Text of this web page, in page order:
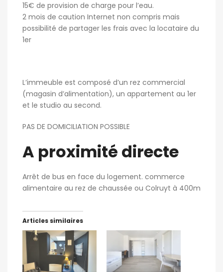
15€ de provision de charge pour l’eau.
2 mois de caution Internet non compris mais
possibilité de partager les frais avec la locataire du
1er
L’immeuble est composé d’un rez commercial
(magasin d’alimentation), un appartement au 1er
et le studio au second.
PAS DE DOMICILIATION POSSIBLE
A proximité directe
Arrêt de bus en face du logement. commerce
alimentaire au rez de chaussée ou Colruyt à 400m
Articles similaires